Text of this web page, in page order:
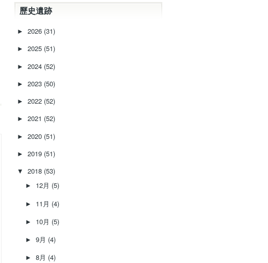
歷史遺跡
► 2026 (31)
► 2025 (51)
► 2024 (52)
► 2023 (50)
► 2022 (52)
► 2021 (52)
► 2020 (51)
► 2019 (51)
▼ 2018 (53)
► 12月 (5)
► 11月 (4)
► 10月 (5)
► 9月 (4)
► 8月 (4)